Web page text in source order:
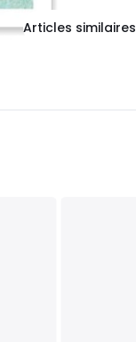
Articles similaires